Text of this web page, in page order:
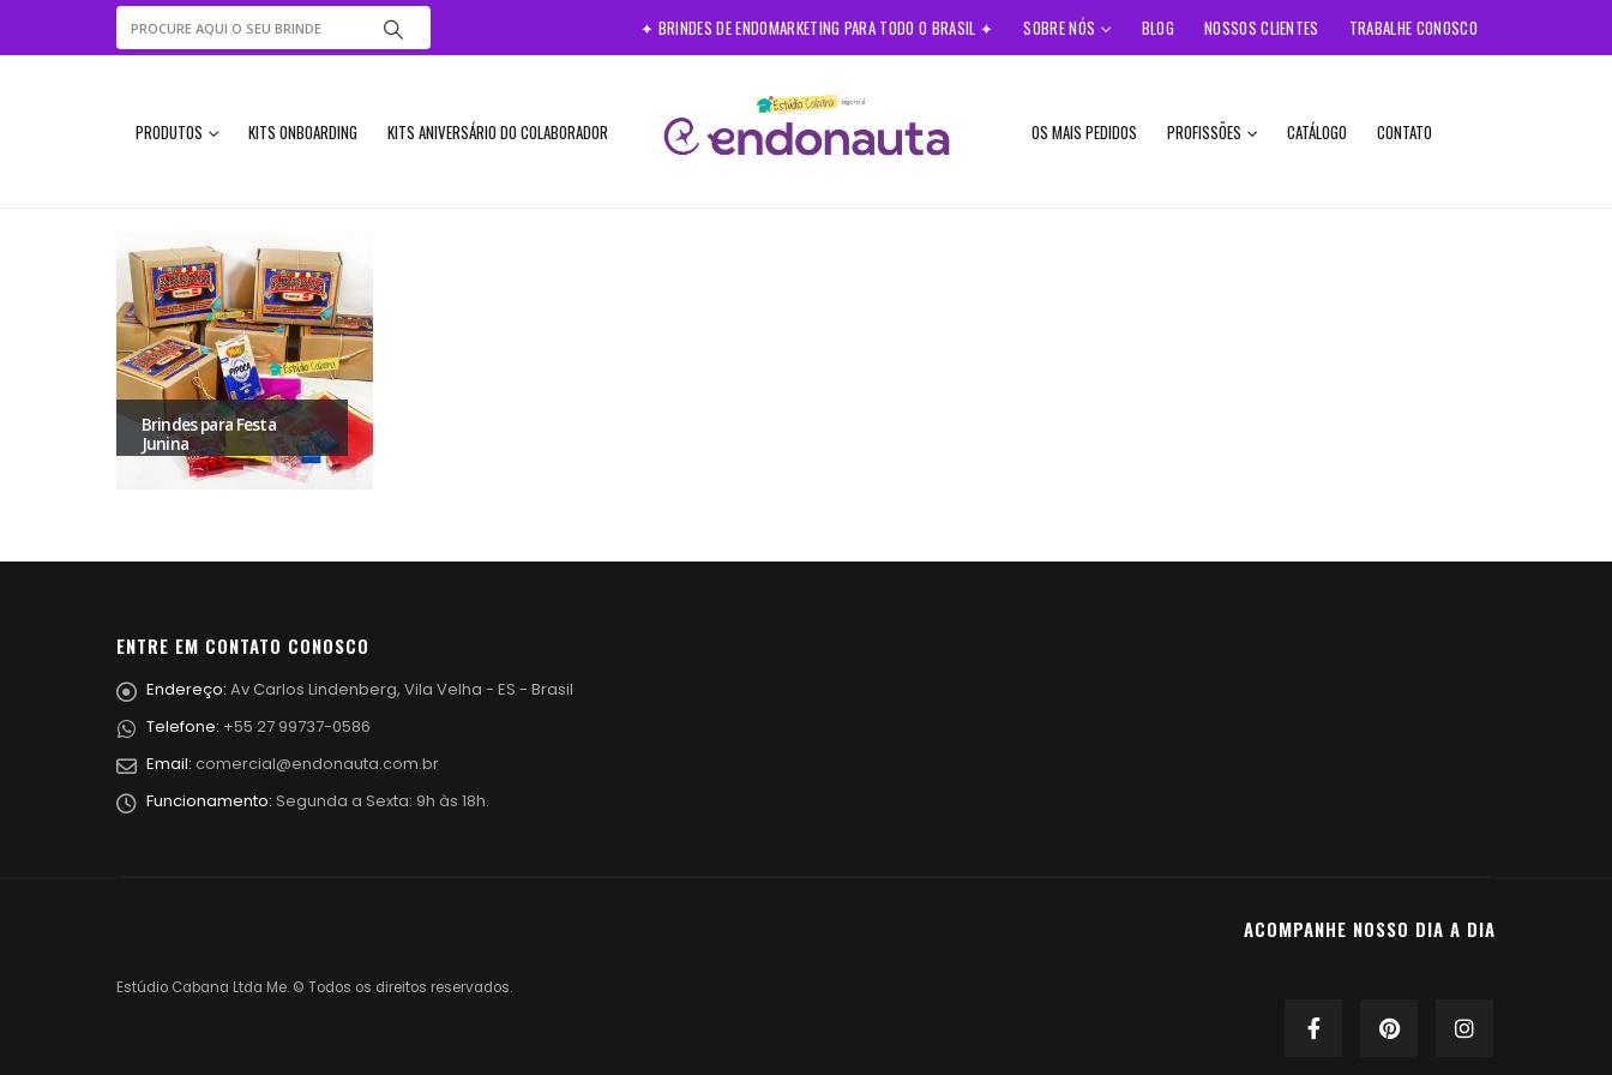
✦ BRINDES DE ENDOMARKETING PARA TODO O BRASIL ✦ SOBRE NÓS BLOG NOSSOS CLIENTES TRABALHE CONOSCO
PRODUTOS KITS ONBOARDING KITS ANIVERSÁRIO DO COLABORADOR OS MAIS PEDIDOS PROFISSÕES CATÁLOGO CONTATO
Brindes para Festa
Junina
ENTRE EM CONTATO CONOSCO
Endereço: Av Carlos Lindenberg, Vila Velha - ES - Brasil
Telefone: +55 27 99737-0586
Email: comercial@endonauta.com.br
Funcionamento: Segunda a Sexta: 9h às 18h.
Estúdio Cabana Ltda Me. © Todos os direitos reservados.
ACOMPANHE NOSSO DIA A DIA